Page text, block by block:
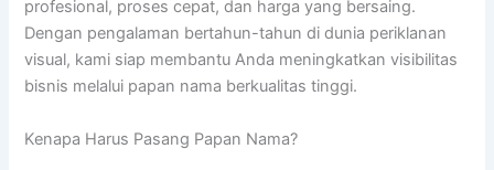
profesional, proses cepat, dan harga yang bersaing.
Dengan pengalaman bertahun-tahun di dunia periklanan
visual, kami siap membantu Anda meningkatkan visibilitas
bisnis melalui papan nama berkualitas tinggi.
Kenapa Harus Pasang Papan Nama?